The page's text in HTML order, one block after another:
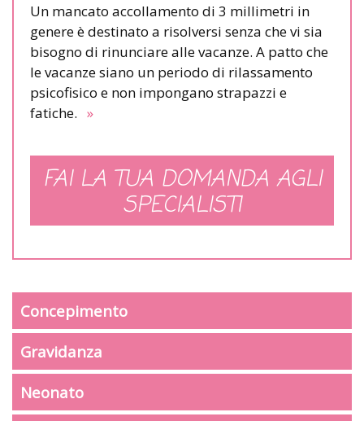
Un mancato accollamento di 3 millimetri in
genere è destinato a risolversi senza che vi sia
bisogno di rinunciare alle vacanze. A patto che
le vacanze siano un periodo di rilassamento
psicofisico e non impongano strapazzi e
fatiche. »
FAI LA TUA DOMANDA AGLI
SPECIALISTI
Concepimento
Gravidanza
Neonato